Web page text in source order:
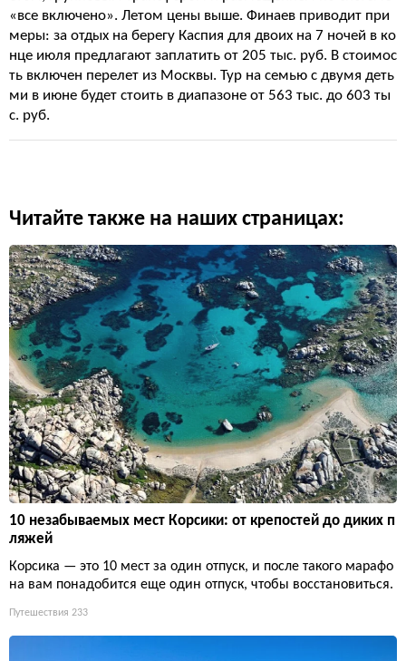
«все включено». Летом цены выше. Финаев приводит при
меры: за отдых на берегу Каспия для двоих на 7 ночей в ко
нце июля предлагают заплатить от 205 тыс. руб. В стоимос
ть включен перелет из Москвы. Тур на семью с двумя деть
ми в июне будет стоить в диапазоне от 563 тыс. до 603 ты
с. руб.
Читайте также на наших страницах:
10 незабываемых мест Корсики: от крепостей до диких п
ляжей
Корсика — это 10 мест за один отпуск, и после такого марафо
на вам понадобится еще один отпуск, чтобы восстановиться.
Путешествия 233